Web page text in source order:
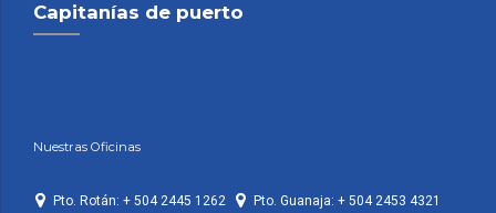
Capitanías de puerto
Nuestras Oficinas
Pto. Rotán: + 504 2445 1262
Pto. Guanaja: + 504 2453 4321